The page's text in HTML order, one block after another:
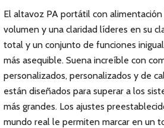
El altavoz PA portátil con alimentación
volumen y una claridad líderes en su
total y un conjunto de funciones
más asequible. Suena increíble con
personalizados, personalizados y de
están diseñados para superar a los
más grandes. Los ajustes
mundo real le permiten marcar en un